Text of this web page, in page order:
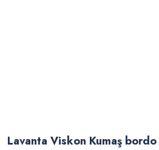
Lavanta Viskon Kumaş bordo